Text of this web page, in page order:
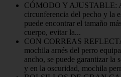
CÓMODO Y AJUSTABLE:
circunferencia del pecho y la
puede encontrar el tamaño
cuerpo, evitar la...
CON CORREAS
mochila arnés del perro
ancho, se puede garantizar la
y en la oscuridad, mochila